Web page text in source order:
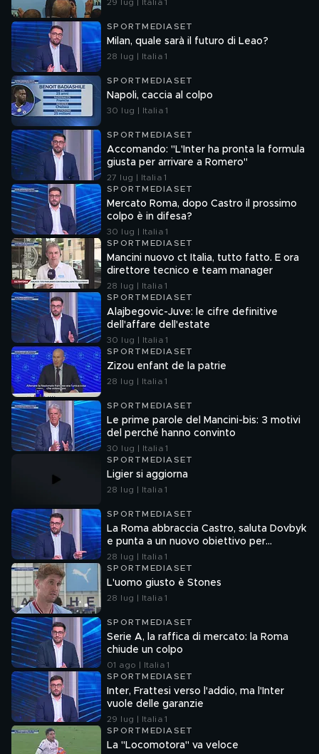
29 lug | Italia 1
SPORTMEDIASET
Milan, quale sarà il futuro di Leao?
28 lug | Italia 1
SPORTMEDIASET
Napoli, caccia al colpo
30 lug | Italia 1
SPORTMEDIASET
Accomando: "L'Inter ha pronta la formula
giusta per arrivare a Romero"
27 lug | Italia 1
SPORTMEDIASET
Mercato Roma, dopo Castro il prossimo
colpo è in difesa?
30 lug | Italia 1
SPORTMEDIASET
Mancini nuovo ct Italia, tutto fatto. E ora
direttore tecnico e team manager
28 lug | Italia 1
SPORTMEDIASET
Alajbegovic-Juve: le cifre definitive
dell'affare dell'estate
30 lug | Italia 1
SPORTMEDIASET
Zizou enfant de la patrie
28 lug | Italia 1
SPORTMEDIASET
Le prime parole del Mancini-bis: 3 motivi
del perché hanno convinto
30 lug | Italia 1
SPORTMEDIASET
Ligier si aggiorna
28 lug | Italia 1
SPORTMEDIASET
La Roma abbraccia Castro, saluta Dovbyk
e punta a un nuovo obiettivo per
l'attacco
28 lug | Italia 1
SPORTMEDIASET
L'uomo giusto è Stones
28 lug | Italia 1
SPORTMEDIASET
Serie A, la raffica di mercato: la Roma
chiude un colpo
01 ago | Italia 1
SPORTMEDIASET
Inter, Frattesi verso l'addio, ma l'Inter
vuole delle garanzie
29 lug | Italia 1
SPORTMEDIASET
La "Locomotora" va veloce